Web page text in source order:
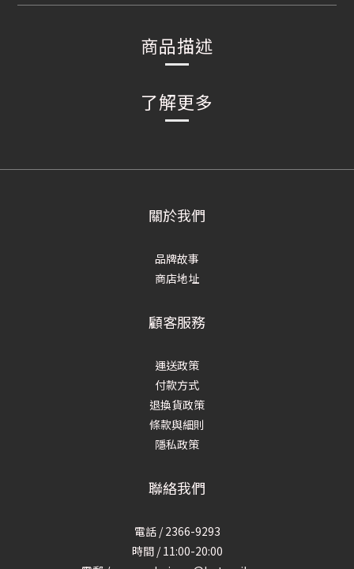
商品描述
了解更多
關於我們
品牌故事
商店地址
顧客服務
運送政策
付款方式
退換貨政策
條款與細則
隱私政策
聯絡我們
電話 / 2366-9293
時間 / 11:00-20:00